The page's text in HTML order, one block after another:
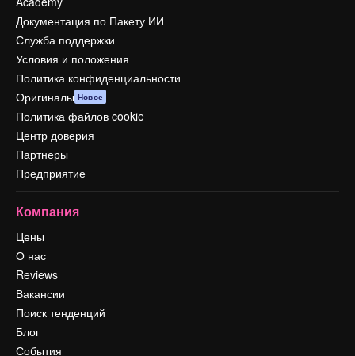
Документация по Пакету ИИ
Служба поддержки
Условия и положения
Политика конфиденциальности
Оригиналы Новое
Политика файлов cookie
Центр доверия
Партнеры
Предприятие
Компания
Цены
О нас
Reviews
Вакансии
Поиск тенденций
Блог
События